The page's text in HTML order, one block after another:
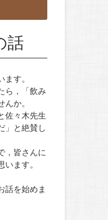
話
す。
ら，「飲み
か。
佐々木先生
」と絶賛し
，皆さんに
ます。
話を始めま